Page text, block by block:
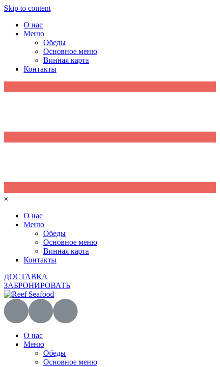
Skip to content
О нас
Меню
Обеды
Основное меню
Винная карта
Контакты
×
О нас
Меню
Обеды
Основное меню
Винная карта
Контакты
ДОСТАВКА
ЗАБРОНИРОВАТЬ
О нас
Меню
Обеды
Основное меню